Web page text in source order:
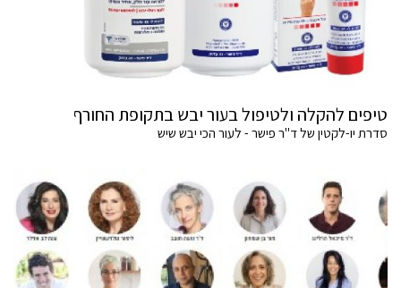
טיפים להקלה ולטיפול בעור יבש בתקופת החורף
סדרת יו-לקטין של ד"ר פישר - לעור הכי יבש שיש